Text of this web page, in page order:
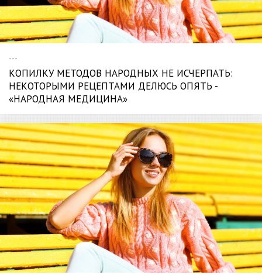
---
КОПИЛКУ МЕТОДОВ НАРОДНЫХ НЕ ИСЧЕРПАТЬ:
НЕКОТОРЫМИ РЕЦЕПТАМИ ДЕЛЮСЬ ОПЯТЬ -
«НАРОДНАЯ МЕДИЦИНА»